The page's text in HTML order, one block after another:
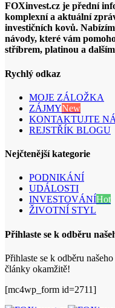
FOXinvest.cz je přední
komplexní a aktuální
investičních kovů.
návody, které vám
stříbrem, platinou a
Rychlý odkaz
MOJE ZÁLOŽKA
ZÁJMYNew
KONTAKTUJTE
REJSTŘÍK BLOGU
Nejčtenější kategorie
PODNIKÁNÍ
UDÁLOSTI
INVESTOVÁNÍHot
ŽIVOTNÍ STYL
Přihlaste se k odběru
Přihlaste se k odběru
články okamžitě!
[mc4wp_form id=2711]